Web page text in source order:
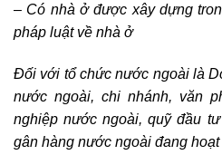
– Có nhà ở được xây dựng
pháp luật về nhà ở
Đối với tổ chức nước ngoài là
nước ngoài, chi nhánh, văn
nghiệp nước ngoài, quỹ đầu
gân hàng nước ngoài đang